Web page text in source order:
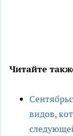
Читайте
видов,